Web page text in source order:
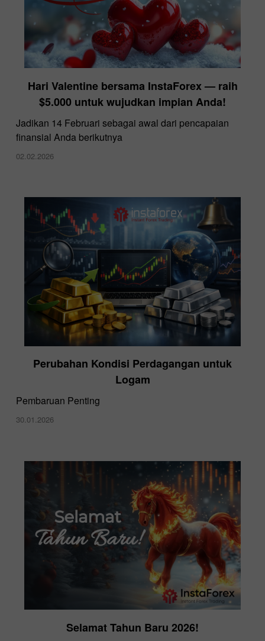
Hari Valentine bersama InstaForex — raih
$5.000 untuk wujudkan impian Anda!
Jadikan 14 Februari sebagai awal dari pencapaian
finansial Anda berikutnya
02.02.2026
Perubahan Kondisi Perdagangan untuk
Logam
Pembaruan Penting
30.01.2026
Selamat Tahun Baru 2026!